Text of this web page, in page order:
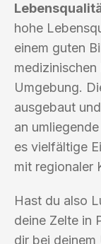
hohe
einem guten
medizinischen
Umgebung.
ausgebaut
an
es vielfältige
mit regionaler
Hast du also
deine Zelte in
dir bei